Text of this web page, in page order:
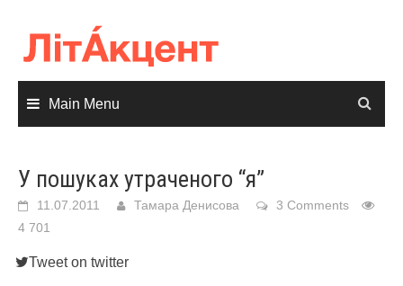
content
Main Menu
У пошуках утраченого “я”
11.07.2011 Тамара Денисова
3 Comments
4 701
Tweet on twitter